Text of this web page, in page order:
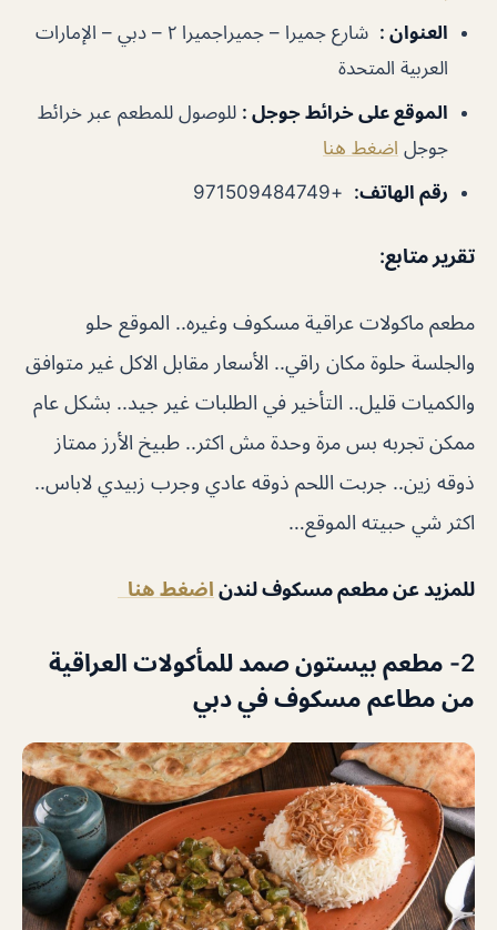
العنوان :
شارع جميرا – جميراجميرا ٢ – دبي – الإمارات
العربية المتحدة
الموقع على خرائط جوجل : للوصول للمطعم عبر خرائط
جوجل اضغط هنا
رقم الهاتف:
+971509484749
تقرير متابع:
مطعم ماكولات عراقية مسكوف وغيره.. الموقع حلو
والجلسة حلوة مكان راقي.. الأسعار مقابل الاكل غير متوافق
والكميات قليل.. التأخير في الطلبات غير جيد.. بشكل عام
ممكن تجربه بس مرة وحدة مش اكثر.. طبيخ الأرز ممتاز
ذوقه زين.. جربت اللحم ذوقه عادي وجرب زبيدي لاباس..
اكثر شي حبيته الموقع…
للمزيد عن مطعم مسكوف لندن اضغط هنا
2- مطعم بيستون صمد للمأكولات العراقية
من مطاعم مسكوف في دبي